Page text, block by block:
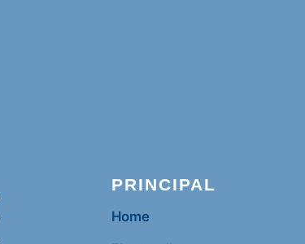
PRINCIPAL
Home